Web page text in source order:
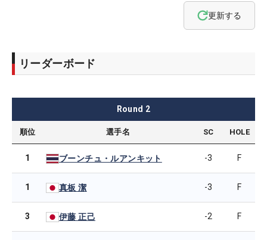
更新する
リーダーボード
Round 2
順位 選手名 SC HOLE
1 ブーンチュ・ルアンキット -3 F
1 真板 潔 -3 F
3 伊藤 正己 -2 F